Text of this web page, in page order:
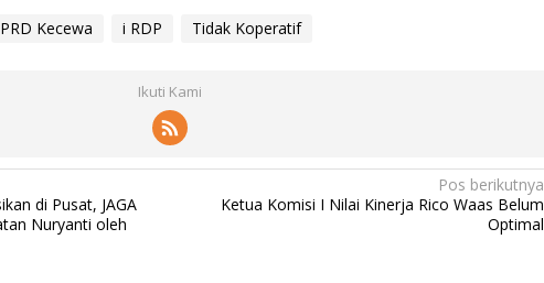
Kecewa i RDP Tidak Koperatif
Ikuti Kami
di Pusat, JAGA
Nuryanti oleh
Pos berikutnya
Ketua Komisi I Nilai Kinerja Rico Waas Belum
Optimal